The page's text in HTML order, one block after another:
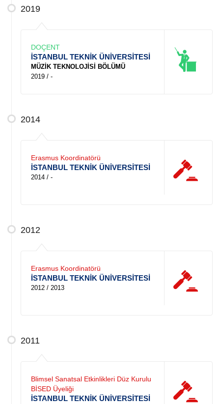
2019
DOÇENT
İSTANBUL TEKNİK ÜNİVERSİTESİ
MÜZİK TEKNOLOJİSİ BÖLÜMÜ
2019 / -
2014
Erasmus Koordinatörü
İSTANBUL TEKNİK ÜNİVERSİTESİ
2014 / -
2012
Erasmus Koordinatörü
İSTANBUL TEKNİK ÜNİVERSİTESİ
2012 / 2013
2011
Blimsel Sanatsal Etkinlikleri Düz Kurulu
BİSED Üyeliği
İSTANBUL TEKNİK ÜNİVERSİTESİ